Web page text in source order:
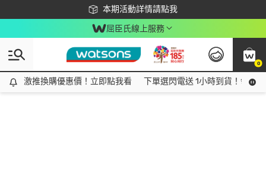
本期活動詳情請點我
下載app最高回饋$350
屈臣氏線上服務
0
激推換購優惠價！立即點我看
激推換購優惠價！立即點我看 下單選閃電送 1小時到貨！領神